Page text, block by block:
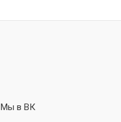
Мы в ВК